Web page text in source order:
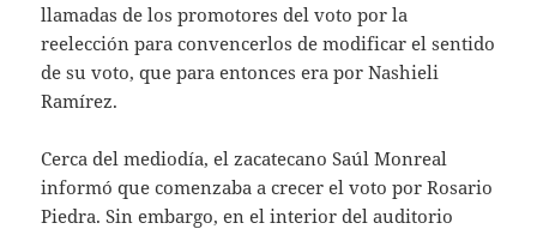
llamadas de los promotores del voto por la
reelección para convencerlos de modificar el sentido
de su voto, que para entonces era por Nashieli
Ramírez.
Cerca del mediodía, el zacatecano Saúl Monreal
informó que comenzaba a crecer el voto por Rosario
Piedra. Sin embargo, en el interior del auditorio